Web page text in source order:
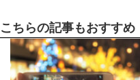
こちらの記事もおすすめ